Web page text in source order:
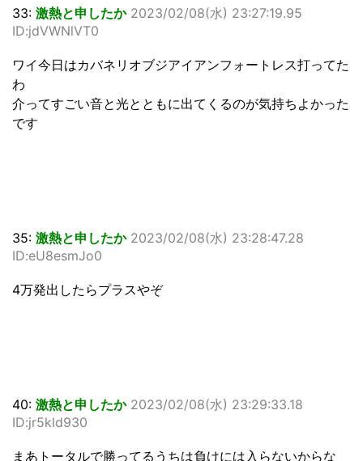
33: 激熱と申したか 2023/02/08(水) 23:27:19.95
ID:jdVWNlVT0
ワイ今日はカバネリオブジアイアンフォートレス打ってた
わ
介ってすごい音と光とともに出てくるのが気持ちよかった
です
35: 激熱と申したか 2023/02/08(水) 23:28:47.28
ID:eU8esmJo0
4万発出したらプラスやぞ
40: 激熱と申したか 2023/02/08(水) 23:29:33.18
ID:jr5kld930
まあトータルで勝ってるうちは負けには入らないからな